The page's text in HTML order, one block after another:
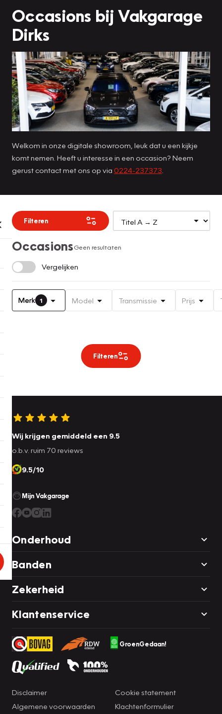
Occasions bij Vakgarage
Dirks
Welkom in onze digitale showroom, leuk dat u een kijkje
komt nemen. Heeft u interesse in een occasion? Neem
gerust contact met ons op via 0224-237373
Filteren
OccasionsGeen resultaten
Vergelijken
Merk 1 Model Transmissie Prijs
Filteren
Wij krijgen gemiddeld een 9.5
o.b.v. ruim 70 reviews
9.5/10
Mijn Vakgarage
Onderhoud
Banden
Zekerheid
Klantenservice
GroenGedaan!
Disclaimer
Algemene voorwaarden
Cookie statement
Klachtenformulier